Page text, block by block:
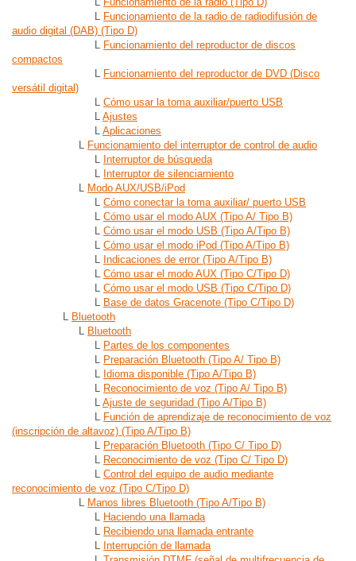
L Funcionamiento de la radio de radiodifusión de
audio digital (DAB) (Tipo D)
L Funcionamiento del reproductor de discos
compactos
L Funcionamiento del reproductor de DVD (Disco
versátil digital)
L Cómo usar la toma auxiliar/puerto USB
L Ajustes
L Aplicaciones
L Funcionamiento del interruptor de control de audio
L Interruptor de búsqueda
L Interruptor de silenciamiento
L Modo AUX/USB/iPod
L Cómo conectar la toma auxiliar/ puerto USB
L Cómo usar el modo AUX (Tipo A/ Tipo B)
L Cómo usar el modo USB (Tipo A/Tipo B)
L Cómo usar el modo iPod (Tipo A/Tipo B)
L Indicaciones de error (Tipo A/Tipo B)
L Cómo usar el modo AUX (Tipo C/Tipo D)
L Cómo usar el modo USB (Tipo C/Tipo D)
L Base de datos Gracenote (Tipo C/Tipo D)
L Bluetooth
L Bluetooth
L Partes de los componentes
L Preparación Bluetooth (Tipo A/ Tipo B)
L Idioma disponible (Tipo A/Tipo B)
L Reconocimiento de voz (Tipo A/ Tipo B)
L Ajuste de seguridad (Tipo A/Tipo B)
L Función de aprendizaje de reconocimiento de voz
(inscripción de altavoz) (Tipo A/Tipo B)
L Preparación Bluetooth (Tipo C/ Tipo D)
L Reconocimiento de voz (Tipo C/ Tipo D)
L Control del equipo de audio mediante
reconocimiento de voz (Tipo C/Tipo D)
L Manos libres Bluetooth (Tipo A/Tipo B)
L Haciendo una llamada
L Recibiendo una llamada entrante
L Interrupción de llamada